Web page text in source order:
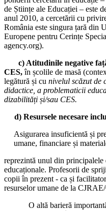
de Științe ale Educației – este
anul 2010, a cercetării cu
România este singura țară din
Europene pentru Cerințe
agency.org).
c) Atitudinile negative
CES,în școlile de masă
legătură și cu nivelul scăzut de
didactice, a problematicii
dizabilități și/sau CES.
d) Resursele necesare
Asigurarea insuficientă și
umane, financiare și
reprezintă unul din
educaționale. Profesorii de
copii în prezent - ca și
resurselor umane de la
O altă barieră importantă